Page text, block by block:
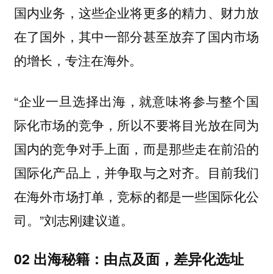
国内业务，这些企业将更多的精力、财力放
在了国外，其中一部分甚至放弃了国内市场
的增长，专注在海外。
“企业一旦选择出海，就意味将参与整个国
际化市场的竞争， 所以不要将目光放在同为
国内的竞争对手上面，而是那些走在前沿的
国际化产品上，并争取与之对齐。
目前我们
在海外市场打单，竞标的都是一些国际化公
司。”刘志刚建议道。
02 ‍出海秘籍：由点及面，差异化选址